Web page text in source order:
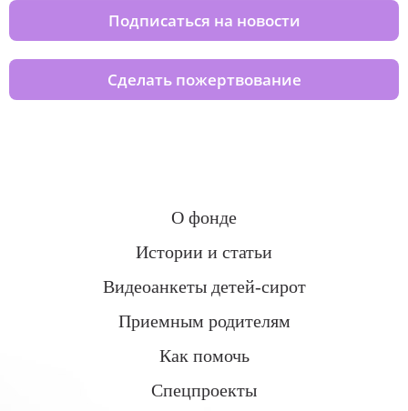
Подписаться на новости
Сделать пожертвование
О фонде
Истории и статьи
Видеоанкеты детей-сирот
Приемным родителям
Как помочь
Спецпроекты